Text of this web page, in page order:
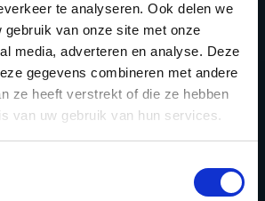
te analyseren. Ook delen we
gebruik van onze site met onze
media, adverteren en analyse. Deze
gegevens combineren met andere
ze heeft verstrekt of die ze hebben
van uw gebruik van hun services.